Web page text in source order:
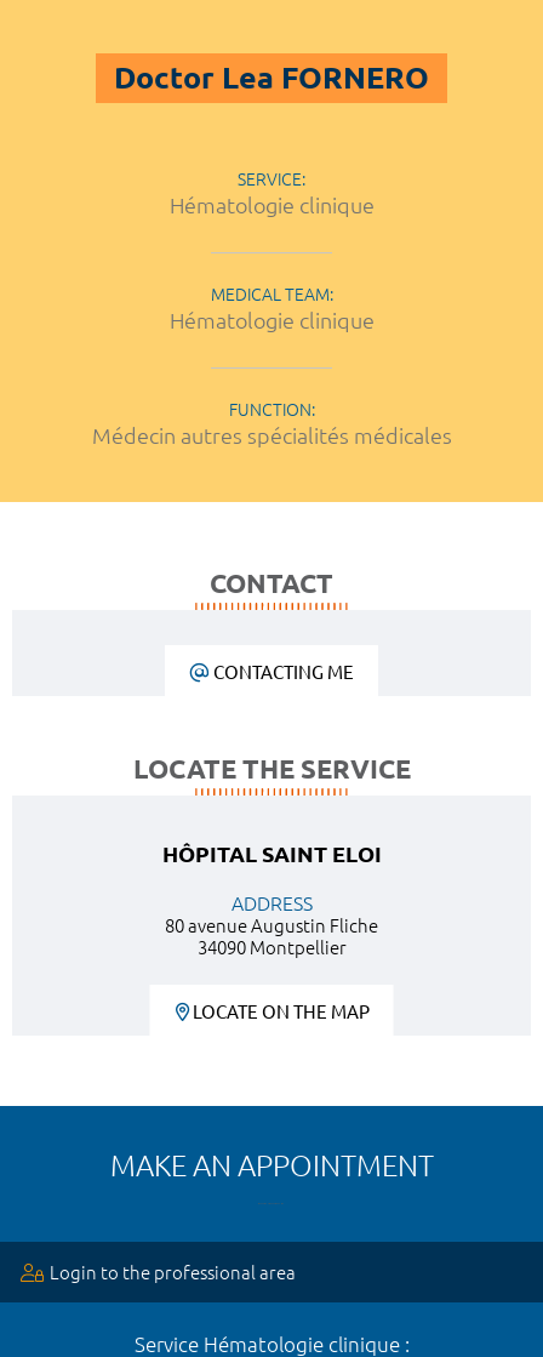
Doctor Lea FORNERO
SERVICE:
Hématologie clinique
MEDICAL TEAM:
Hématologie clinique
FUNCTION:
Médecin autres spécialités médicales
CONTACT
CONTACTING ME
LOCATE THE SERVICE
HÔPITAL SAINT ELOI
ADDRESS
80 avenue Augustin Fliche
34090 Montpellier
LOCATE ON THE MAP
MAKE AN APPOINTMENT
Login to the professional area
Service Hématologie clinique :